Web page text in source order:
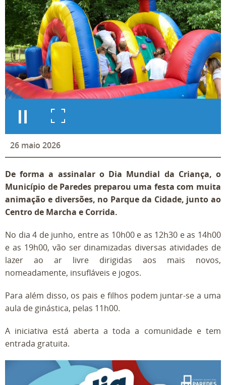
26 maio 2026
De forma a assinalar o Dia Mundial da Criança, o
Município de Paredes preparou uma festa com muita
animação e diversões, no Parque da Cidade, junto ao
Centro de Marcha e Corrida.
No dia 4 de junho, entre as 10h00 e as 12h30 e as 14h00
e as 19h00, vão ser dinamizadas diversas atividades de
lazer ao ar livre dirigidas aos mais novos,
nomeadamente, insufláveis e jogos.
Para além disso, os pais e filhos podem juntar-se a uma
aula de ginástica, pelas 11h00.
A iniciativa está aberta a toda a comunidade e tem
entrada gratuita.